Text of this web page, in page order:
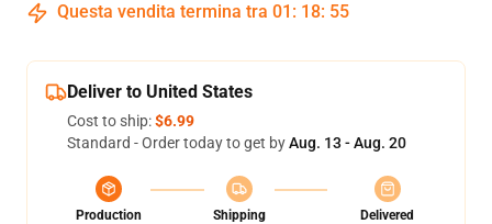
Questa vendita termina tra 01 : 18: 54
Deliver to United States
Cost to ship:$6.99
Standard - Order today to get byAug. 13 - Aug. 20
Production
Shipping
Delivered